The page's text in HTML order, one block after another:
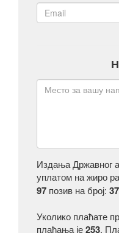
Издања Државног
уплатом на жиро
97 позив на број:
Уколико плаћате
плаћања је253.